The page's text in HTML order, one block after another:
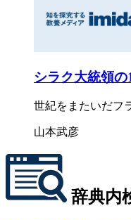
シラク大統領の
世紀をまたいだフ
山本武彦
辞典内